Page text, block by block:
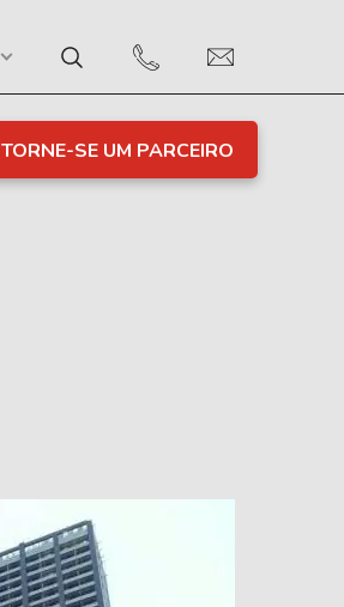
TORNE-SE UM PARCEIRO